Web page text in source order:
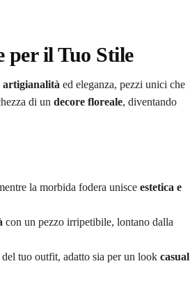
per il Tuo Stile
artigianalità ed eleganza, pezzi unici che
di un decore floreale, diventando
la morbida fodera unisce estetica e
con un pezzo irripetibile, lontano dalla
tuo outfit, adatto sia per un look casual